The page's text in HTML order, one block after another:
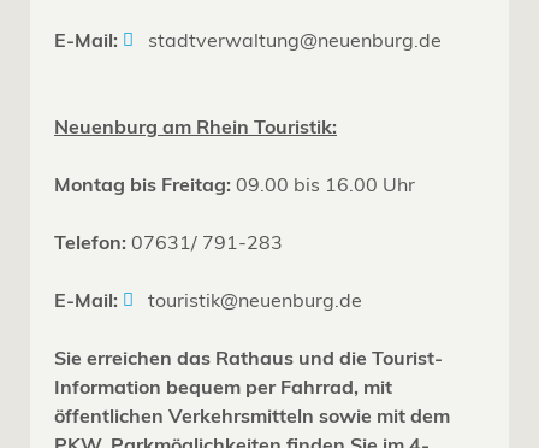
E-Mail: stadtverwaltung@neuenburg.de
Neuenburg am Rhein Touristik:
Montag bis Freitag: 09.00 bis 16.00 Uhr
Telefon: 07631/ 791-283
E-Mail: touristik@neuenburg.de
Sie erreichen das Rathaus und die Tourist-
Information bequem per Fahrrad, mit
öffentlichen Verkehrsmitteln sowie mit dem